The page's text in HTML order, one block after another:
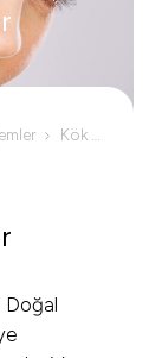
Kök Hücre Bazlı Tedaviler
Doğal